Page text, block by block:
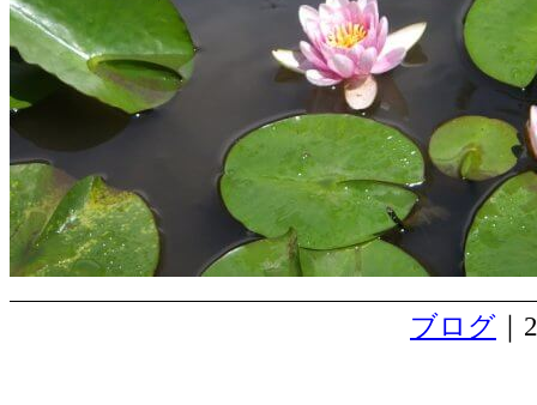
ブログ